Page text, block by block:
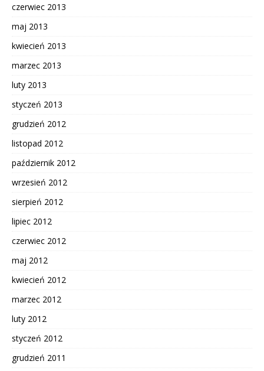
czerwiec 2013
maj 2013
kwiecień 2013
marzec 2013
luty 2013
styczeń 2013
grudzień 2012
listopad 2012
październik 2012
wrzesień 2012
sierpień 2012
lipiec 2012
czerwiec 2012
maj 2012
kwiecień 2012
marzec 2012
luty 2012
styczeń 2012
grudzień 2011